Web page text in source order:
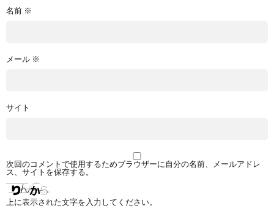
名前 ※
メール ※
サイト
次回のコメントで使用するためブラウザーに自分の名前、メールアドレ
ス、サイトを保存する。
上に表示された文字を入力してください。